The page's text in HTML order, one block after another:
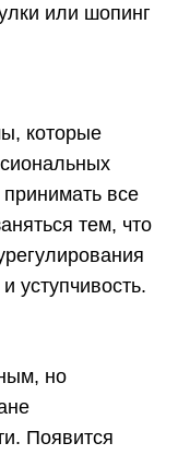
или шопинг
которые
все
тем, что
уступчивость.
но
Появится